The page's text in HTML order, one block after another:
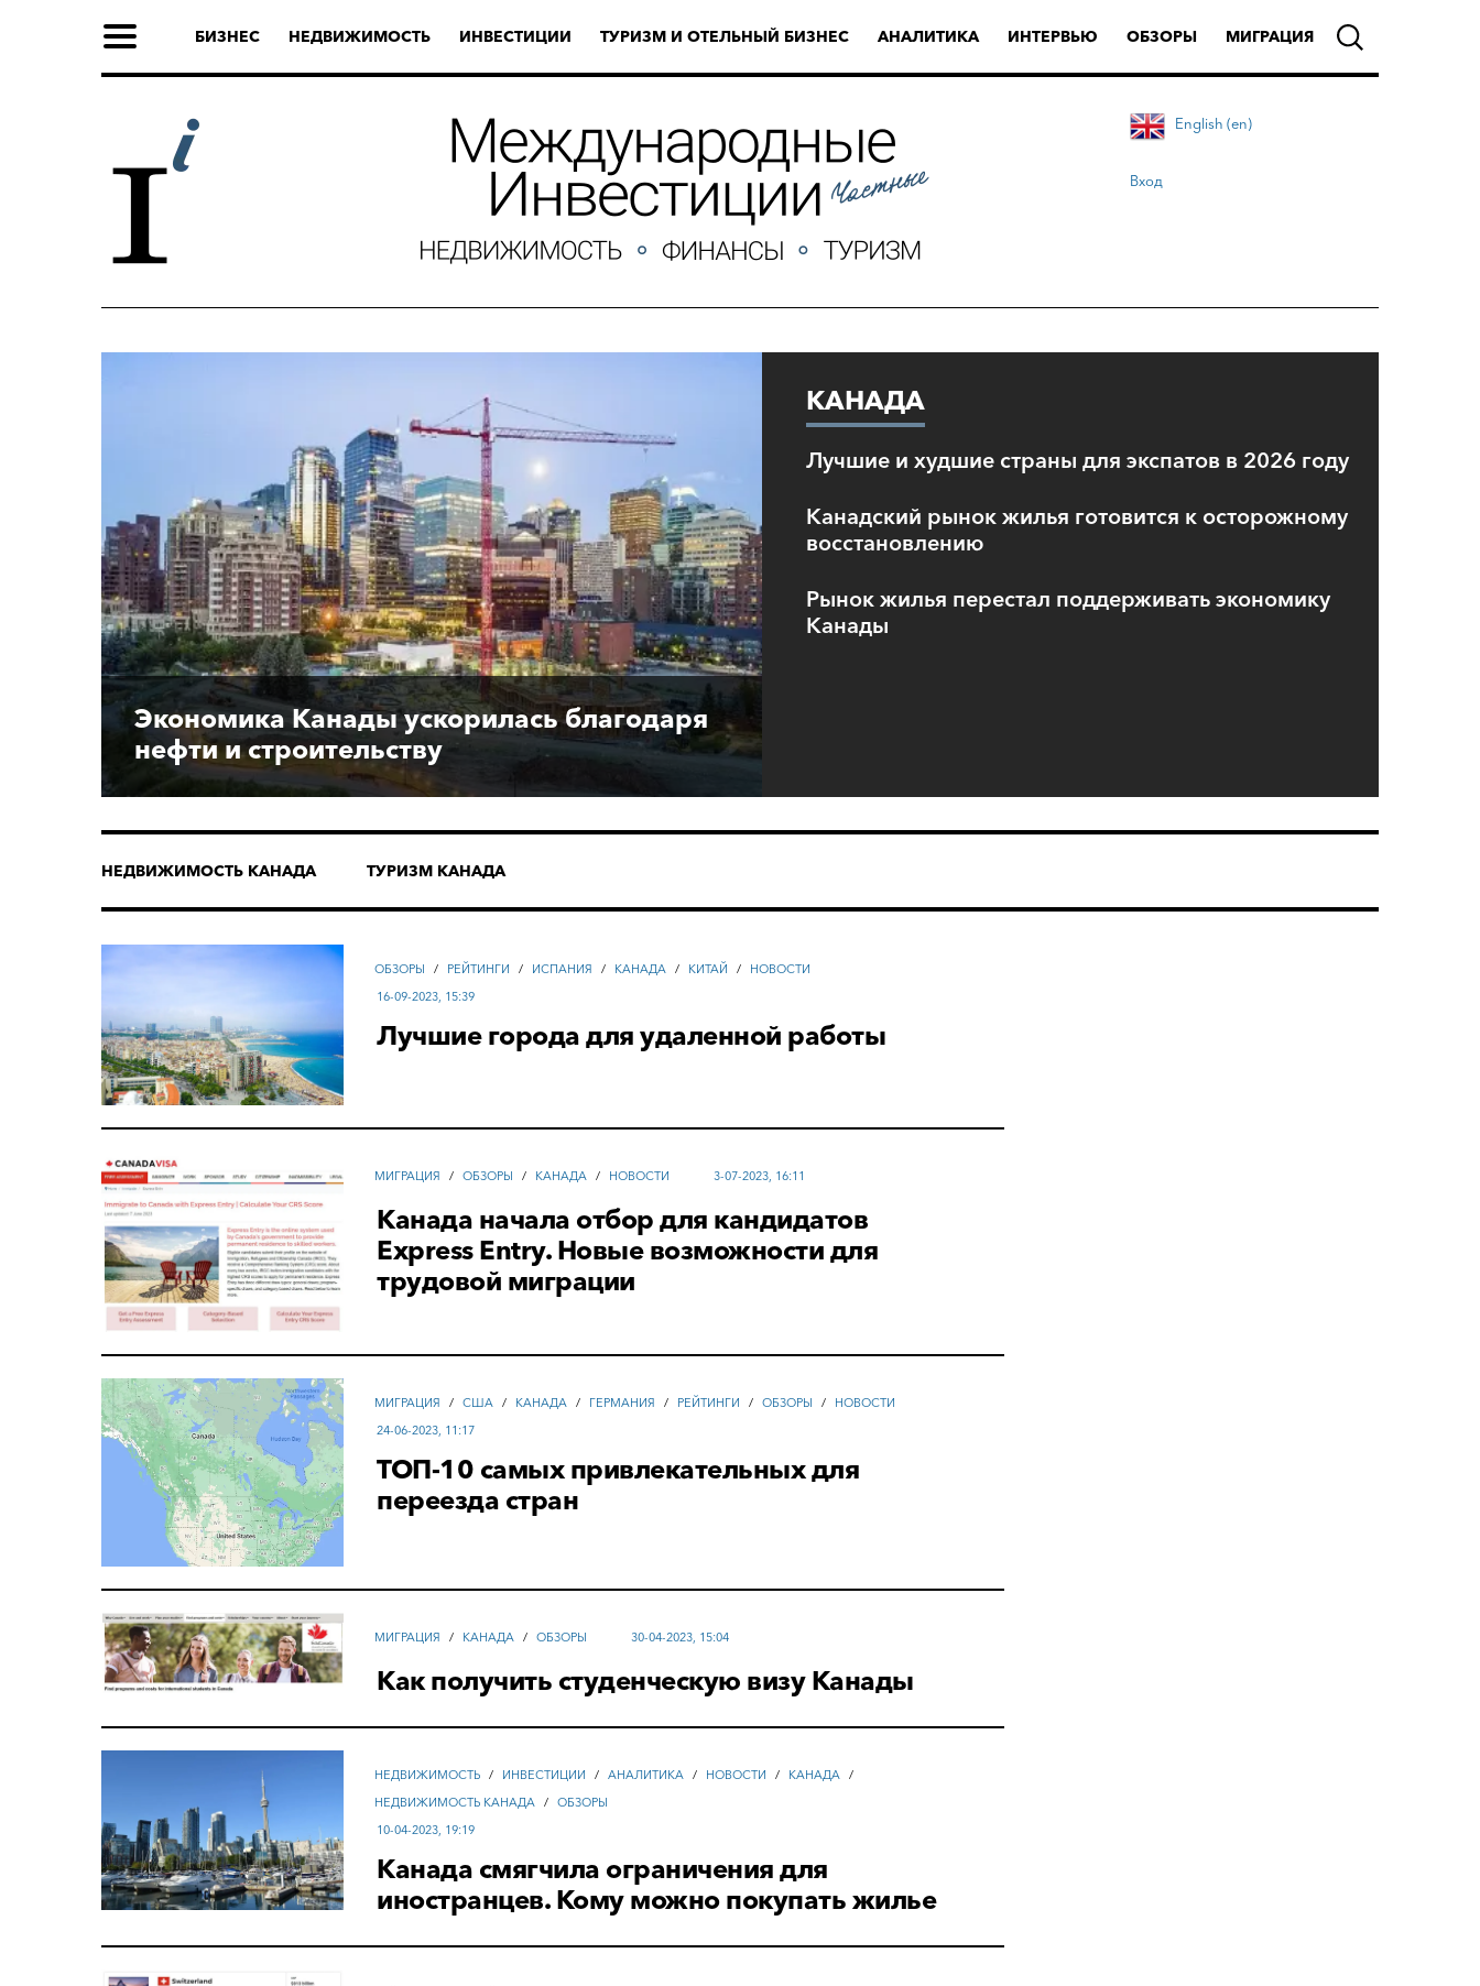
БИЗНЕС НЕДВИЖИМОСТЬ ИНВЕСТИЦИИ ТУРИЗМ И ОТЕЛЬНЫЙ БИЗНЕС АНАЛИТИКА ИНТЕРВЬЮ ОБЗОРЫ МИГРАЦИЯ
English (en)
Вход
Экономика Канады ускорилась благодаря
нефти и строительству
КАНАДА
Лучшие и худшие страны для экспатов в 2026 году
Канадский рынок жилья готовится к осторожному
восстановлению
Рынок жилья перестал поддерживать экономику
Канады
НЕДВИЖИМОСТЬ КАНАДА ТУРИЗМ КАНАДА
ОБЗОРЫ / РЕЙТИНГИ / ИСПАНИЯ / КАНАДА / КИТАЙ /
НОВОСТИ
16-09-2023, 15:39
Лучшие города для удаленной работы
МИГРАЦИЯ / ОБЗОРЫ / КАНАДА / НОВОСТИ 3-07-2023, 16:11
Канада начала отбор для кандидатов
Express Entry. Новые возможности для
трудовой миграции
МИГРАЦИЯ / США / КАНАДА / ГЕРМАНИЯ / РЕЙТИНГИ / ОБЗОРЫ /
НОВОСТИ
24-06-2023, 11:17
ТОП-10 самых привлекательных для
переезда стран
МИГРАЦИЯ / КАНАДА / ОБЗОРЫ 30-04-2023, 15:04
Как получить студенческую визу Канады
НЕДВИЖИМОСТЬ / ИНВЕСТИЦИИ / АНАЛИТИКА / НОВОСТИ / КАНАДА
/
НЕДВИЖИМОСТЬ КАНАДА
/ ОБЗОРЫ
10-04-2023, 19:19
Канада смягчила ограничения для
иностранцев. Кому можно покупать жилье